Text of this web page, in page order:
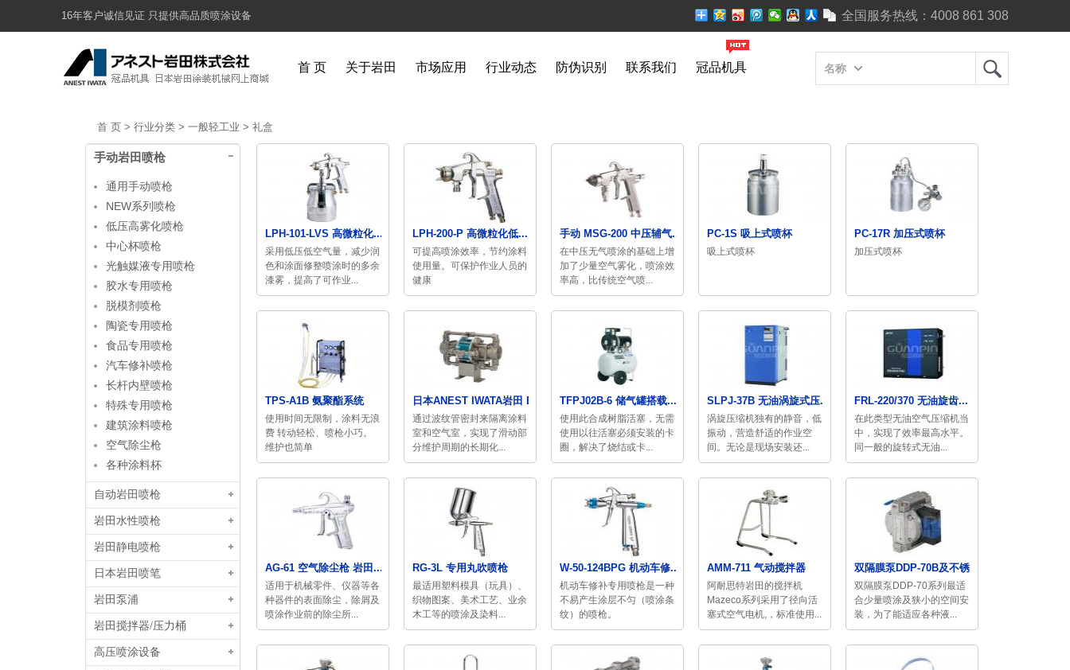
16年客户诚信见证 只提供高品质喷涂设备 全国服务热线： 4008 861 308
首 页 关于岩田 市场应用 行业动态 防伪识别 联系我们 冠品机具 名称
首 页 > 行业分类 > 一般轻工业 > 礼盒
手动岩田喷枪
通用手动喷枪
NEW系列喷枪
低压高雾化喷枪
中心杯喷枪
光触媒液专用喷枪
胶水专用喷枪
脱模剂喷枪
陶瓷专用喷枪
食品专用喷枪
汽车修补喷枪
长杆内壁喷枪
特殊专用喷枪
建筑涂料喷枪
空气除尘枪
各种涂料杯
自动岩田喷枪
岩田水性喷枪
岩田静电喷枪
日本岩田喷笔
岩田泵浦
岩田搅拌器/压力桶
高压喷涂设备
LPH-101-LVS 高微粒化...
采用低压低空气量，减少润
色和涂面修整喷涂时的多余
漆雾，提高了可作业...
LPH-200-P 高微粒化低...
可提高喷涂效率，节约涂料
使用量。可保护作业人员的
健康
手动 MSG-200 中压辅气...
在中压无气喷涂的基础上增
加了少量空气雾化，喷涂效
率高，比传统空气喷...
PC-1S 吸上式喷杯
吸上式喷杯
PC-17R 加压式喷杯
加压式喷杯
TPS-A1B 氨聚酯系统
使用时间无限制，涂料无浪
费 转动轻松、喷枪小巧。
维护也简单
日本ANEST IWATA岩田 B...
通过波纹管密封来隔离涂料
室和空气室，实现了滑动部
分维护周期的长期化...
TFPJ02B-6 储气罐搭载...
使用此合成树脂活塞，无需
使用以往活塞必须安装的卡
圈，解决了烧结或卡...
SLPJ-37B 无油涡旋式压...
涡旋压缩机独有的静音，低
振动，营造舒适的作业空
间。无论是现场安装还...
FRL-220/370 无油旋齿...
在此类型无油空气压缩机当
中，实现了效率最高水平。
同一般的旋转式无油...
AG-61 空气除尘枪 岩田...
适用于机械零件、仪器等各
种器件的表面除尘，除屑及
喷涂作业前的除尘所...
RG-3L 专用丸吹喷枪
最适用塑料模具（玩具）、
织物图案、美术工艺、业余
木工等的喷涂及染料...
W-50-124BPG 机动车修...
机动车修补专用喷枪是一种
不易产生涂层不匀（喷涂条
纹）的喷枪。
AMM-711 气动搅拌器
阿耐思特岩田的搅拌机
Mazeco系列采用了径向活
塞式空气电机,，标准使用...
双隔膜泵DDP-70B及不锈...
双隔膜泵DDP-70系列最适
合少量喷涂及狭小的空间安
装，为了能适应各种液...